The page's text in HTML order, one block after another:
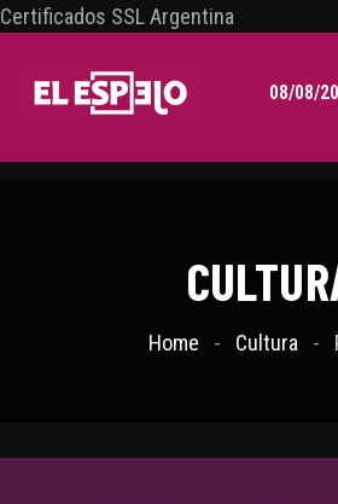
Certificados SSL Argentina
08/08/
Home Cultura